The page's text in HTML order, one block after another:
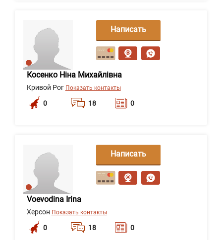
Косенко Ніна Михайлівна
Кривой Рог Показать контакты
0 18 0
Написать
сообщение
Voevodina Irina
Херсон Показать контакты
0 18 0
Написать
сообщение